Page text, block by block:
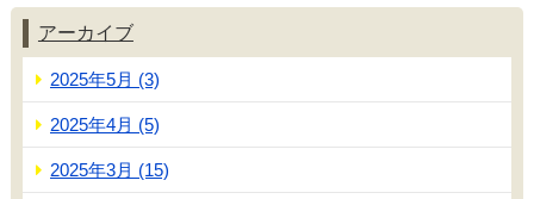
アーカイブ
2025年5月 (3)
2025年4月 (5)
2025年3月 (15)